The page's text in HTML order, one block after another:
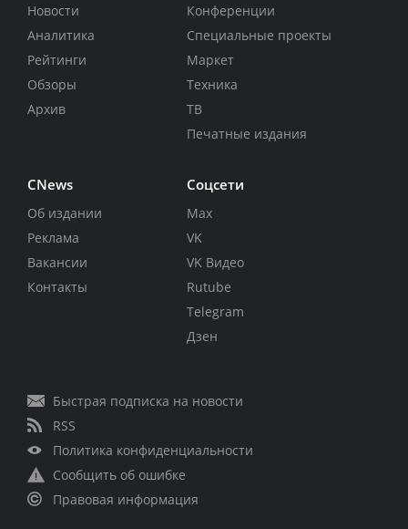
Новости
Аналитика
Рейтинги
Обзоры
Архив
Конференции
Специальные проекты
Маркет
Техника
ТВ
Печатные издания
CNews
Об издании
Реклама
Вакансии
Контакты
Соцсети
Max
VK
VK Видео
Rutube
Telegram
Дзен
Быстрая подписка на новости
RSS
Политика конфиденциальности
Сообщить об ошибке
Правовая информация